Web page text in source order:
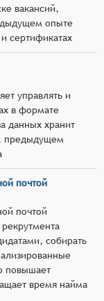
вакансий,
опыте
сертификатах
управлять и
в формате
данных хранит
предыдущем
почтой
почтой
собирать
повышает
время найма